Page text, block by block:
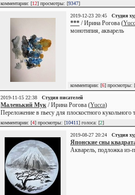
комментарии: [12] просмотры: [9347]
2019-12-23 20:45 Студия
*** / Ирина Рогова (
монотипия, акварель
комментарии: [6] просмотры: [
2019-11-15 22:38 Студия писателей
Маленький Мук / Ирина Рогова (Yucca)
Переложение в пьесу для плоскостного кукольного
комментарии: [4] просмотры: [10411] голоса: [2]
2019-08-27 20:24 Студия
Японские сны
Акварель, подложка из-